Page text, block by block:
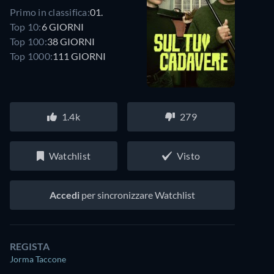
Primo in classifica:01.
Top 10:6 GIORNI
Top 100:38 GIORNI
Top 1000:111 GIORNI
1.4k 279
Watchlist Visto
Accedi per sincronizzare Watchlist
REGISTA
Jorma Taccone